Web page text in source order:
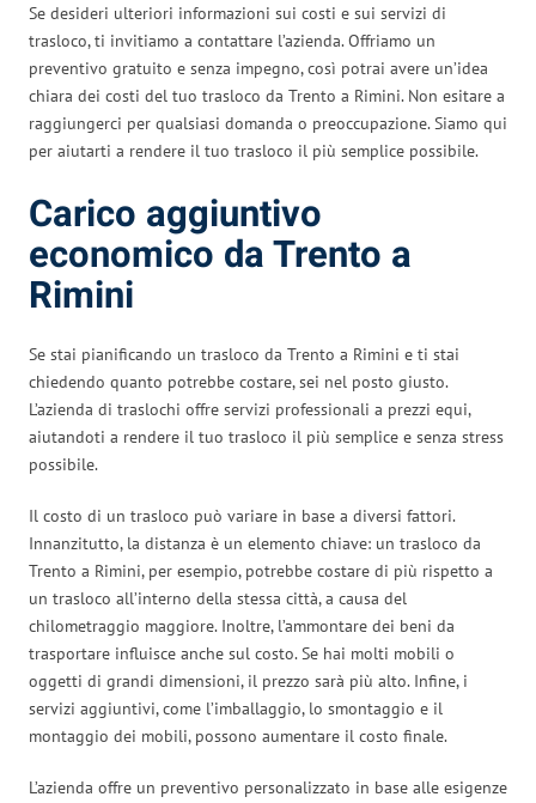
Se desideri ulteriori informazioni sui costi e sui servizi di
trasloco, ti invitiamo a contattare l’azienda. Offriamo un
preventivo gratuito e senza impegno, così potrai avere un’idea
chiara dei costi del tuo trasloco da Trento a Rimini. Non esitare a
raggiungerci per qualsiasi domanda o preoccupazione. Siamo qui
per aiutarti a rendere il tuo trasloco il più semplice possibile.
Carico aggiuntivo
economico da Trento a
Rimini
Se stai pianificando un trasloco da Trento a Rimini e ti stai
chiedendo quanto potrebbe costare, sei nel posto giusto.
L’azienda di traslochi offre servizi professionali a prezzi equi,
aiutandoti a rendere il tuo trasloco il più semplice e senza stress
possibile.
Il costo di un trasloco può variare in base a diversi fattori.
Innanzitutto, la distanza è un elemento chiave: un trasloco da
Trento a Rimini, per esempio, potrebbe costare di più rispetto a
un trasloco all’interno della stessa città, a causa del
chilometraggio maggiore. Inoltre, l’ammontare dei beni da
trasportare influisce anche sul costo. Se hai molti mobili o
oggetti di grandi dimensioni, il prezzo sarà più alto. Infine, i
servizi aggiuntivi, come l’imballaggio, lo smontaggio e il
montaggio dei mobili, possono aumentare il costo finale.
L’azienda offre un preventivo personalizzato in base alle esigenze